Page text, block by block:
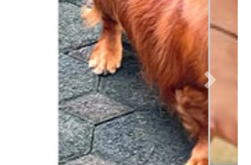
Next